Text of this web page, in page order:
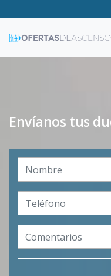
Envíanos tus